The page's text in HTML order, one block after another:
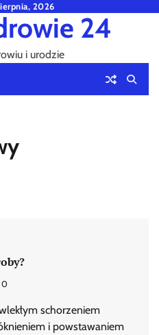
2026
24
i urodzie
0
schorzeniem
i powstawaniem